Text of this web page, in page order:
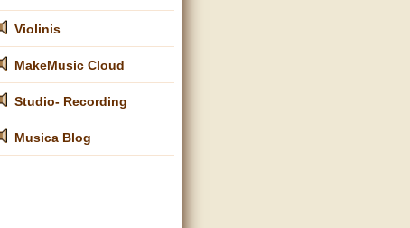
Violinis
MakeMusic Cloud
Studio- Recording
Musica Blog